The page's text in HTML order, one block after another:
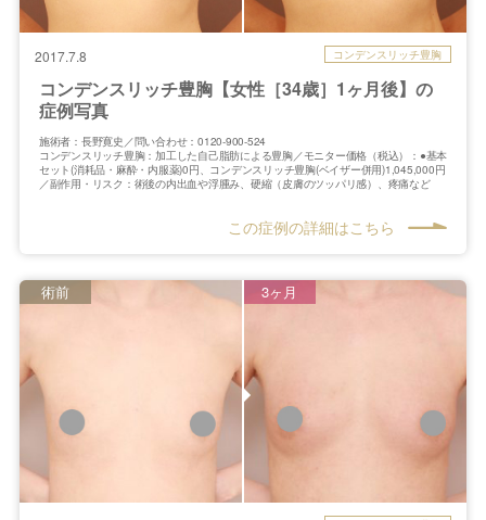
2017.7.8 コンデンスリッチ豊胸
コンデンスリッチ豊胸【女性［34歳］1ヶ月後】の
症例写真
施術者：長野寛史／問い合わせ：0120-900-524
コンデンスリッチ豊胸：加工した自己脂肪による豊胸／モニター価格（税込）：●基本
セット(消耗品・麻酔・内服薬)0円、コンデンスリッチ豊胸(ベイザー併用)1,045,000円
／副作用・リスク：術後の内出血や浮腫み、硬縮（皮膚のツッパリ感）、疼痛など
この症例の詳細はこちら
術前 3ヶ月